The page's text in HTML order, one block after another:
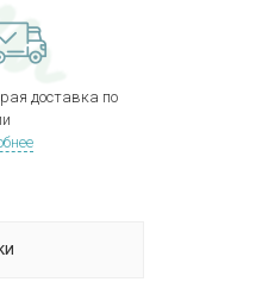
доставка по